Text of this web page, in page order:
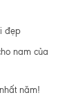
đẹp
nam của
năm!